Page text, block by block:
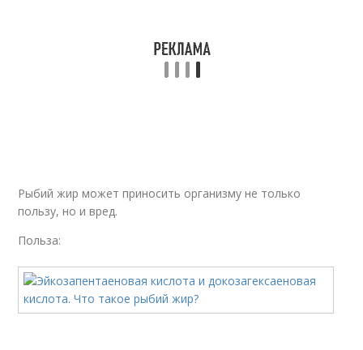
Рыбий жир может приносить организму не только
пользу, но и вред.
Польза: